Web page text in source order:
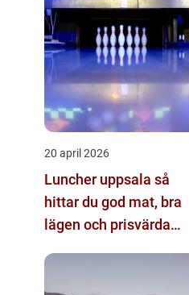
20 april 2026
Luncher uppsala så
hittar du god mat, bra
lägen och prisvärda